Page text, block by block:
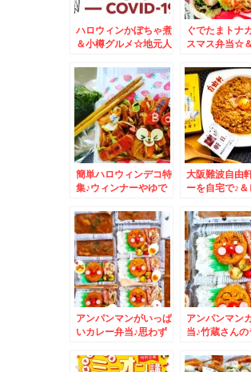
ハロウィンかぼちゃ煮
＆小樽グルメ☆地元人
ぐでたまトナ
スマス弁当☆
簡単ハロウィンデコ特
集♪ウィンナーやゆで
スープカレー♪８
cafebar
大阪難波自由
ーを自宅で♪
＾ピザハット
アンパンマンがいっぱ
いカレー弁当♪思わず
本珈琲」
アンパンマン
当♪竹蔵さんの
限定＾＾♪